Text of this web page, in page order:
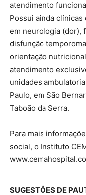
atendimento
Possui ainda
em neurologia (dor),
disfunção
orientação
atendimento
unidades
Paulo, em São
Taboão da Serra.
Para mais
social, o Instituto
SUGESTÕES DE